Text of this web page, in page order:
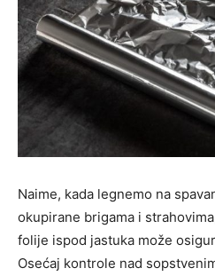
Naime, kada legnemo na
okupirane brigama i
folije ispod jastuka može
Osećaj kontrole nad